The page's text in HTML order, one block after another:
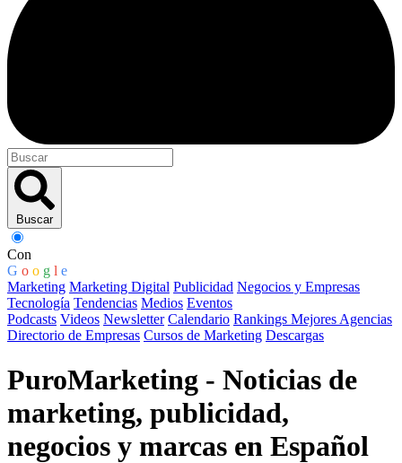
Buscar
Con
G o o g l e
Marketing Marketing Digital Publicidad Negocios y Empresas
Tecnología Tendencias Medios Eventos
Podcasts Videos Newsletter Calendario Rankings Mejores Agencias
Directorio de Empresas Cursos de Marketing Descargas
PuroMarketing - Noticias de
marketing, publicidad,
negocios y marcas en Español